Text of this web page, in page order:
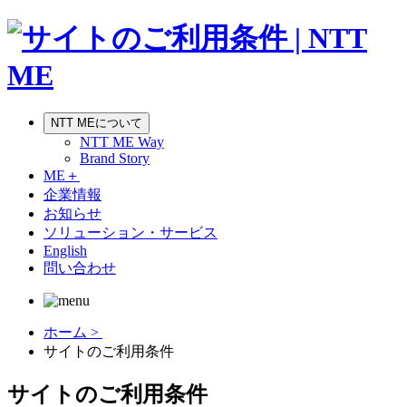
NTT MEについて
NTT ME Way
Brand Story
ME＋
企業情報
お知らせ
ソリューション・サービス
English
問い合わせ
ホーム >
サイトのご利用条件
サイトのご利用条件